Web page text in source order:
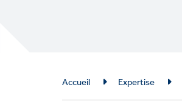
Breadcrumb
Accueil Expertise